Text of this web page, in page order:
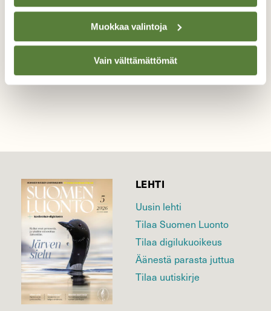
Muokkaa valintoja
Vain välttämättömät
LEHTI
Uusin lehti
Tilaa Suomen Luonto
Tilaa digilukuoikeus
Äänestä parasta juttua
Tilaa uutiskirje